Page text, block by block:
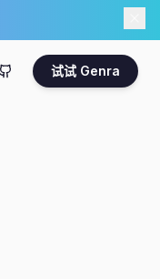
试试 Genra